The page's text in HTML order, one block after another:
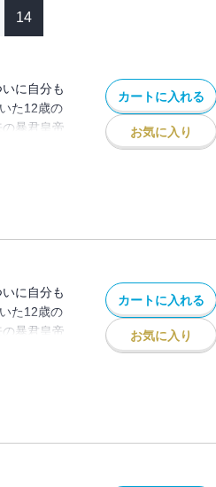
14
に自分も
た12歳の
暴君皇帝
の時のル
カートに入れる
お気に入り
に自分も
た12歳の
暴君皇帝
の時のル
カートに入れる
お気に入り